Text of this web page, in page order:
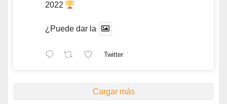
2022
¿Puede dar la
Twitter
Cargar más